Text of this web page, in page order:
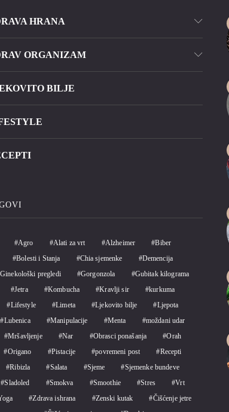
HRANA
ORGANIZAM
BILJE
Agro Alati za vrt Alzheimer
Biber
Bolesti i Stanja
Chia sjemenke
Demencija
Ginekološki pregledi
Gorgonzola
Gubitak kilograma
Jetra
Kombucha Kravlji sir
kurkuma
Lifestyle
Limeta Ljekovito bilje
Ljepota
Lubenica
Manipulacije Menta
moždani udar
Mršavljenje
Nar Obrasci ponašanja
Orah
Origano
Pistacije povremeni post
Recepti
Ribizla
Salata Sjeme
Sjemenke bundeve
Sladoled
Smokva Smoothie Stres
Vrt
Zdrava ishrana Zenski kutak
Čišćenje jetre